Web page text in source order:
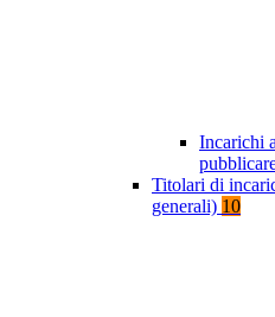
Incarichi
Titolari di
generali) 10